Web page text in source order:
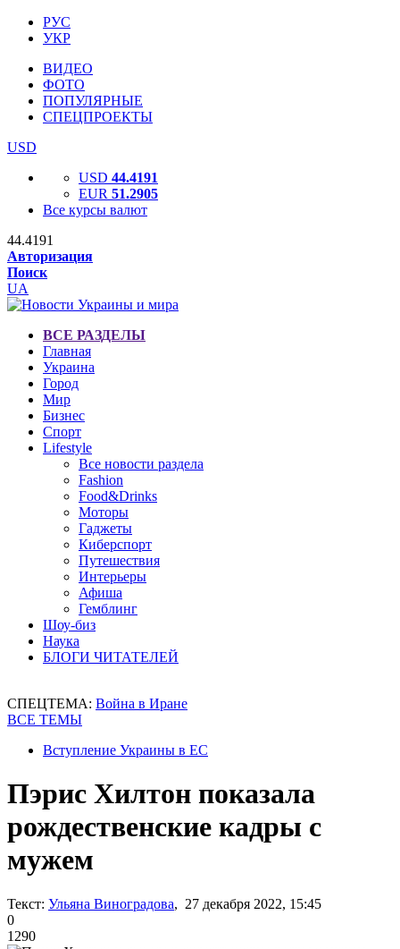
РУС
УКР
ВИДЕО
ФОТО
ПОПУЛЯРНЫЕ
СПЕЦПРОЕКТЫ
USD
USD 44.4191
EUR 51.2905
Все курсы валют
44.4191
Авторизация
Поиск
UA
ВСЕ РАЗДЕЛЫ
Главная
Украина
Город
Мир
Бизнес
Спорт
Lifestyle
Все новости раздела
Fashion
Food&Drinks
Моторы
Гаджеты
Киберспорт
Путешествия
Интерьеры
Афиша
Гемблинг
Шоу-биз
Наука
БЛОГИ ЧИТАТЕЛЕЙ
СПЕЦТЕМА: Война в Иране
ВСЕ ТЕМЫ
Вступление Украины в ЕС
Пэрис Хилтон показала
рождественские кадры с
мужем
Текст: Ульяна Виноградова, 27 декабря 2022, 15:45
0
1290